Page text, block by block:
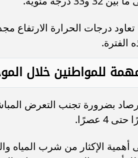
درجات الحرارة الارتفاع
الفترة.
للمواطنين خلال
بضرورة تجنب التعرض
الإكثار من شرب المياه